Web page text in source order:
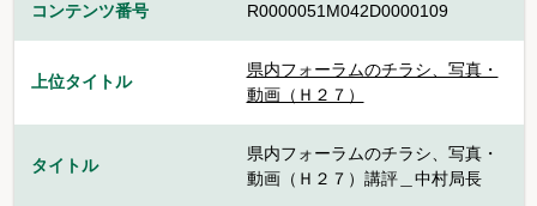
コンテンツ番号 R0000051M042D0000109
上位タイトル
県内フォーラムのチラシ、写真・
動画（Ｈ２７）
タイトル
県内フォーラムのチラシ、写真・
動画（Ｈ２７）講評＿中村局長